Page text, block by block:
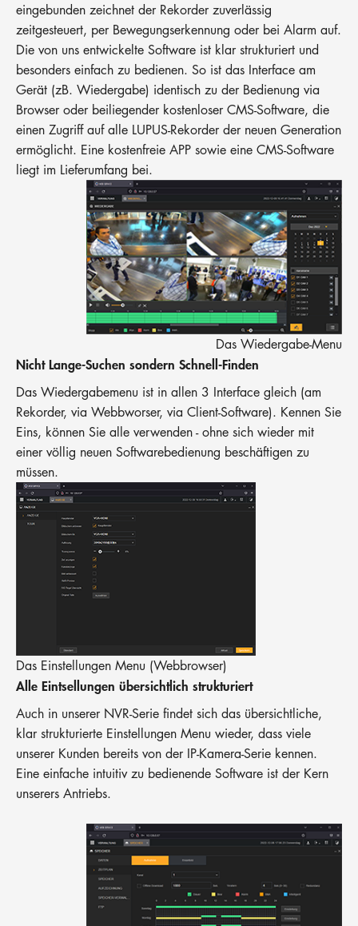
eingebunden zeichnet der Rekorder zuverlässig
zeitgesteuert, per Bewegungserkennung oder bei Alarm auf.
Die von uns entwickelte Software ist klar strukturiert und
besonders einfach zu bedienen. So ist das Interface am
Gerät (zB. Wiedergabe) identisch zu der Bedienung via
Browser oder beiliegender kostenloser CMS-Software, die
einen Zugriff auf alle LUPUS-Rekorder der neuen Generation
ermöglicht. Eine kostenfreie APP sowie eine CMS-Software
liegt im Lieferumfang bei.
Das Wiedergabe-Menu
Nicht Lange-Suchen sondern Schnell-Finden
Das Wiedergabemenu ist in allen 3 Interface gleich (am
Rekorder, via Webbworser, via Client-Software). Kennen Sie
Eins, können Sie alle verwenden - ohne sich wieder mit
einer völlig neuen Softwarebedienung beschäftigen zu
müssen.
Das Einstellungen Menu (Webbrowser)
Alle Eintsellungen übersichtlich strukturiert
Auch in unserer NVR-Serie findet sich das übersichtliche,
klar strukturierte Einstellungen Menu wieder, dass viele
unserer Kunden bereits von der IP-Kamera-Serie kennen.
Eine einfache intuitiv zu bedienende Software ist der Kern
unserers Antriebs.